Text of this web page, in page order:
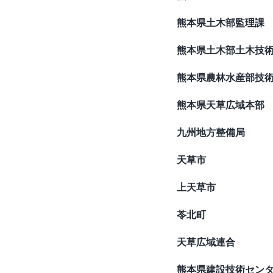
熊本県土木部監理課
熊本県土木部土木技
熊本県農林水産部技
熊本県天草広域本部
九州地方整備局
天草市
上天草市
苓北町
天草広域連合
熊本県建設技術セン